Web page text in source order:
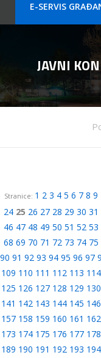
E-SERVIS
JAVNI
Stranice: 1 2 3 4 5 6 7 8 9
24 25 26 27 28 29 30 31
46 47 48 49 50 51 52 53
68 69 70 71 72 73 74 75
90 91 92 93 94 95 96 97
109 110 111 112 113 114
125 126 127 128 129 130
141 142 143 144 145 146
157 158 159 160 161 162
173 174 175 176 177 178
189 190 191 192 193 194